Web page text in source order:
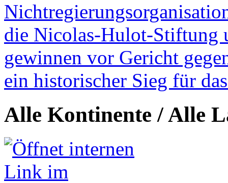
die Nicolas-Hulot-Stiftung
gewinnen vor Gericht
ein historischer Sieg für
Alle Kontinente / Alle